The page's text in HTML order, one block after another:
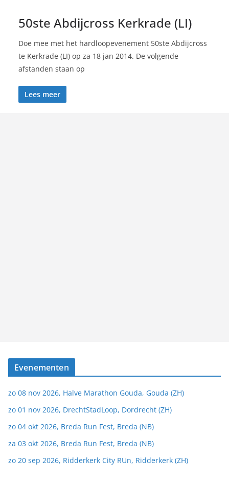
50ste Abdijcross Kerkrade (LI)
Doe mee met het hardloopevenement 50ste Abdijcross
te Kerkrade (LI) op za 18 jan 2014. De volgende
afstanden staan op
Lees meer
Evenementen
zo 08 nov 2026, Halve Marathon Gouda, Gouda (ZH)
zo 01 nov 2026, DrechtStadLoop, Dordrecht (ZH)
zo 04 okt 2026, Breda Run Fest, Breda (NB)
za 03 okt 2026, Breda Run Fest, Breda (NB)
zo 20 sep 2026, Ridderkerk City RUn, Ridderkerk (ZH)